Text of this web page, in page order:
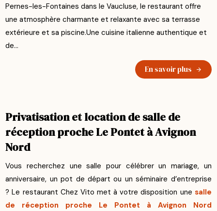
Pernes-les-Fontaines dans le Vaucluse, le restaurant offre
une atmosphère charmante et relaxante avec sa terrasse
extérieure et sa piscine.Une cuisine italienne authentique et
de...
En savoir plus
Privatisation et location de salle de
réception proche Le Pontet à Avignon
Nord
Vous recherchez une salle pour célébrer un mariage, un
anniversaire, un pot de départ ou un séminaire d’entreprise
? Le restaurant Chez Vito met à votre disposition une salle
de réception proche Le Pontet à Avignon Nord